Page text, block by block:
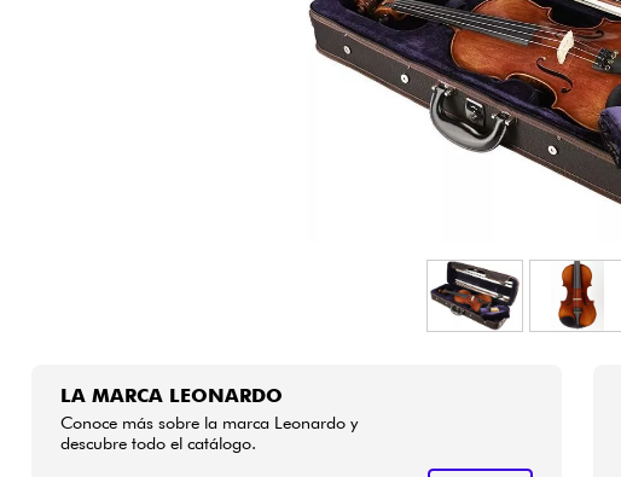
LA MARCA LEONARDO
Conoce más sobre la marca Leonardo y
descubre todo el catálogo.